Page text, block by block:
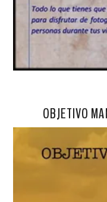
OBJETIVO